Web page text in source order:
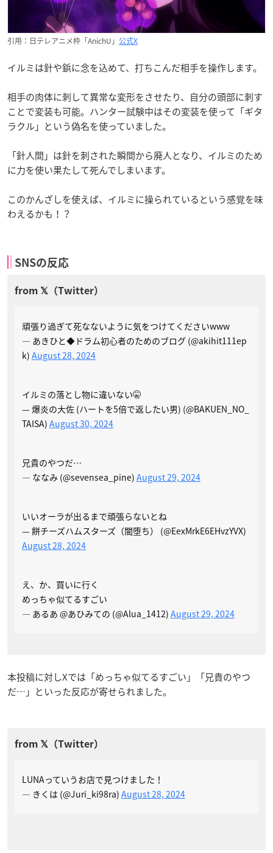
引用：日テレアニメ枠「AnichU」 公式X
イルミは針や鋲に念を込めて、打ちこんだ相手を操作します。
相手の肉体に刺して異常な変形をさせたり、自分の頭部に刺す
ことで変装も可能。ハンター試験中はその変装を使って「ギタ
ラクル」という偽名を使っていました。
「針人間」は針を刺された瞬間から廃人となり、イルミのため
に力を使い果たして死んでしまいます。
このかんざしを使えば、イルミに操られているという感覚を味
わえるかも！？
SNSの反応
頑張り過ぎて死なないように気をつけてくださいwww
— あきひと◆ドラム初心者のためのブログ (@akihit111ep
k) August 28, 2024
イルミの落とし物に違いない🤫
— 爆炎の大佐 (ハートを5倍で返したい男) (@BAKUEN_NO_
TAISA) August 30, 2024
兄貴のやつだ…
— ななみ (@sevensea_pine) August 29, 2024
いいオーラが出るまで頑張らないとね
— 餅チーズハムスターズ（闇堕ち） (@EexMrkE6EHvzYVX)
August 28, 2024
え、か、買いに行く
めっちゃ似てるすごい
— あるあ @あひみての (@Alua_1412) August 29, 2024
本投稿に対しXでは「めっちゃ似てるすごい」「兄貴のやつ
だ…」といった反応が寄せられました。
LUNAっていうお店で見つけました！
— きくは (@Juri_ki98ra) August 28, 2024